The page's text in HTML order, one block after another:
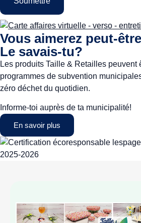
Vous aimerez peut-
Le savais-tu?
Les produits Taille & Retailles peuvent
programmes de subvention
zéro déchet du quotidien.
Informe-toi auprès de ta municipalité!
En savoir plus